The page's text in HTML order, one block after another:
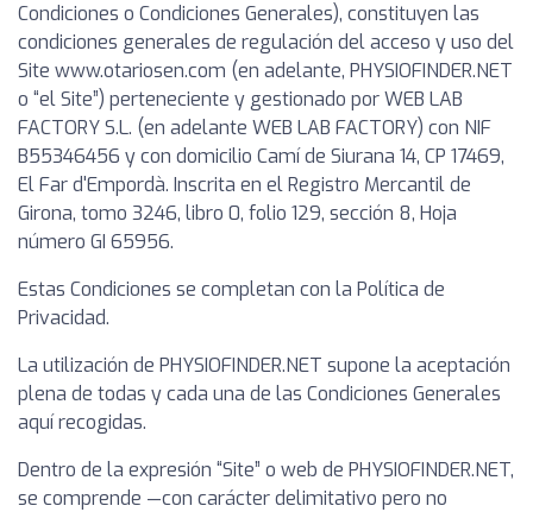
Condiciones o Condiciones Generales), constituyen las
condiciones generales de regulación del acceso y uso del
Site www.otariosen.com (en adelante, PHYSIOFINDER.NET
o “el Site”) perteneciente y gestionado por WEB LAB
FACTORY S.L. (en adelante WEB LAB FACTORY) con NIF
B55346456 y con domicilio Camí de Siurana 14, CP 17469,
El Far d'Empordà. Inscrita en el Registro Mercantil de
Girona, tomo 3246, libro 0, folio 129, sección 8, Hoja
número GI 65956.
Estas Condiciones se completan con la Política de
Privacidad.
La utilización de PHYSIOFINDER.NET supone la aceptación
plena de todas y cada una de las Condiciones Generales
aquí recogidas.
Dentro de la expresión “Site” o web de PHYSIOFINDER.NET,
se comprende —con carácter delimitativo pero no